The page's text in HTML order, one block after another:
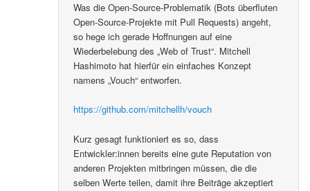
Was die Open-Source-Problematik (Bots überfluten
Open-Source-Projekte mit Pull Requests) angeht,
so hege ich gerade Hoffnungen auf eine
Wiederbelebung des „Web of Trust“. Mitchell
Hashimoto hat hierfür ein einfaches Konzept
namens „Vouch“ entworfen.
https://github.com/mitchellh/vouch
Kurz gesagt funktioniert es so, dass
Entwickler:innen bereits eine gute Reputation von
anderen Projekten mitbringen müssen, die die
selben Werte teilen, damit ihre Beiträge akzeptiert